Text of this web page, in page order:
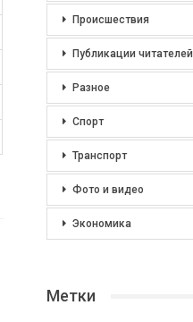
Происшествия
Публикации читателей
Разное
Спорт
Транспорт
Фото и видео
Экономика
Метки